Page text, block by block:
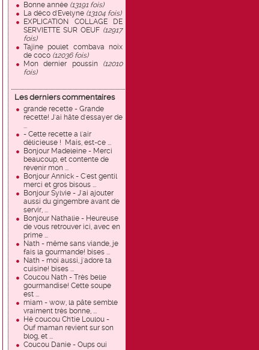
Bonne année (13191 fois)
La déco d'Evelyne (13104 fois)
EXPLICATION COLLAGE DE
SERVIETTE SUR OEUF (12917
fois)
Tajine poulet combava noix
de coco (12036 fois)
Mon dernier poussin (12010
fois)
Les derniers commentaires
grande recette - Grande
recette! J'ai hâte d'essayer de
...
- Cette recette a l'air
délicieuse ! Mais, est-ce ...
Bonjour Madeleine - Merci
beaucoup, et contente de
revenir mon ...
Bonjour Annick - C'est gentil
merci et gros bisous ...
Bonjour Sylvie - J'ai ajouter
aussi du gingembre avant de
servir, ...
Bonjour Nathalie - Heureuse
de vous retrouver ici, avec en
prime ...
Nath - même sans viande, je
fais la gourmande! bises ...
Nath - moi aussi, j'adore ta
cuisine! bises ...
Coucou Nath - Très belle
gourmandise! Cette soupe
est ...
miam - wow, la pâte semble
vraiment très bonne, ...
Hé coucou Ch'tie Loulou -
Ouf maman revient sur son
blog, et ...
Coucou Danie - Oups oui